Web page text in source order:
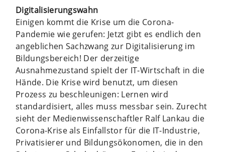
Digitalisierungswahn
Einigen kommt die Krise um die Corona-
Pandemie wie gerufen: Jetzt gibt es endlich den
angeblichen Sachzwang zur Digitalisierung im
Bildungsbereich! Der derzeitige
Ausnahmezustand spielt der IT-Wirtschaft in die
Hände. Die Krise wird benutzt, um diesen
Prozess zu beschleunigen: Lernen wird
standardisiert, alles muss messbar sein. Zurecht
sieht der Medienwissenschaftler Ralf Lankau die
Corona-Krise als Einfallstor für die IT-Industrie,
Privatisierer und Bildungsökonomen, die in den